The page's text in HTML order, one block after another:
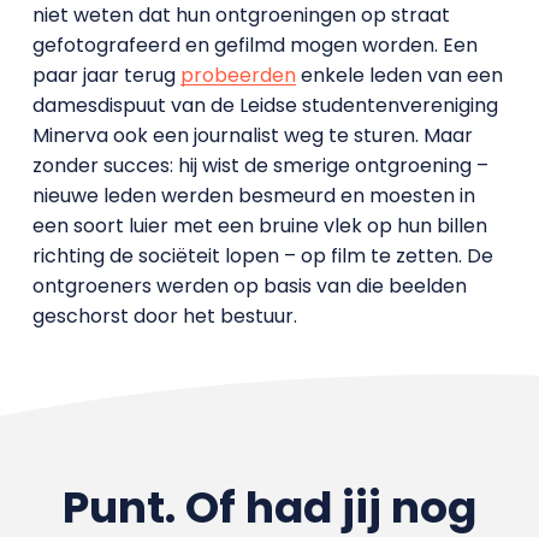
niet weten dat hun ontgroeningen op straat
gefotografeerd en gefilmd mogen worden. Een
paar jaar terug probeerdenenkele leden van een
damesdispuut van de Leidse studentenvereniging
Minerva ook een journalist weg te sturen. Maar
zonder succes: hij wist de smerige ontgroening –
nieuwe leden werden besmeurd en moesten in
een soort luier met een bruine vlek op hun billen
richting de sociëteit lopen – op film te zetten. De
ontgroeners werden op basis van die beelden
geschorst door het bestuur.
Punt. Of had jij nog